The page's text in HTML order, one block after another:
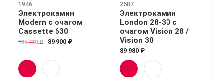
1946
Электрокамин
Modern с очагом
Cassette 630
105 780 ₽ 89 900 ₽
2587
Электрокамин
London 28-30 с
очагом Vision 28 /
Vision 30
89 980 ₽